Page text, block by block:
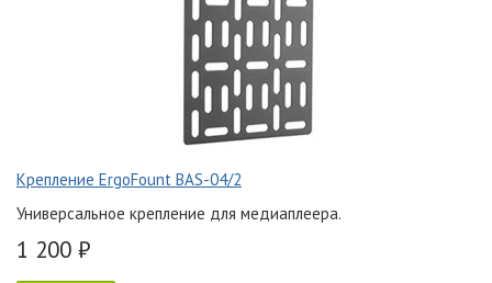
Крепление ErgoFount BAS-04/2
Универсальное крепление для медиаплеера.
1 200 ₽